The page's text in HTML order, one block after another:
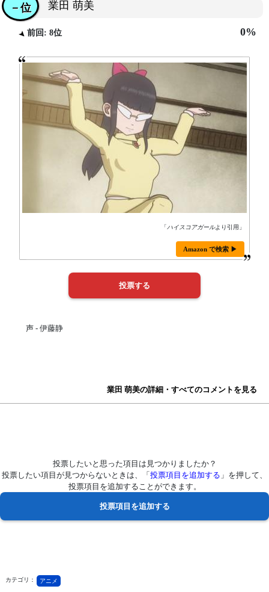
業田 萌美
－位
前回: 8位 0%
「ハイスコアガールより引用」
Amazon で検索 ▶
声 - 伊藤静
業田 萌美の詳細・すべてのコメントを見る
投票したいと思った項目は見つかりましたか？
投票したい項目が見つからないときは、「 投票項目を追加する 」を押して、
投票項目を追加することができます。
カテゴリ： アニメ